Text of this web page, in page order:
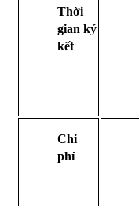
Thời
gian ký
kết
Chi
phí